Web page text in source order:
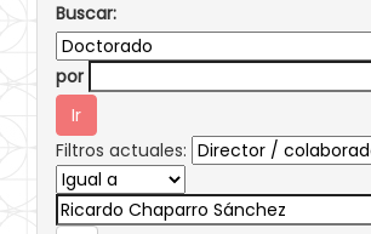
Buscar:
por
Filtros actuales: